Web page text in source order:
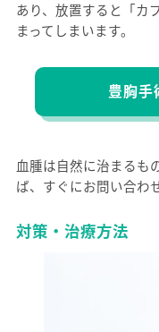
あり、放置すると「カ
まってしまいます。
豊胸手
血腫は自然に治まるも
ば、すぐにお問い合わ
対策・治療方法